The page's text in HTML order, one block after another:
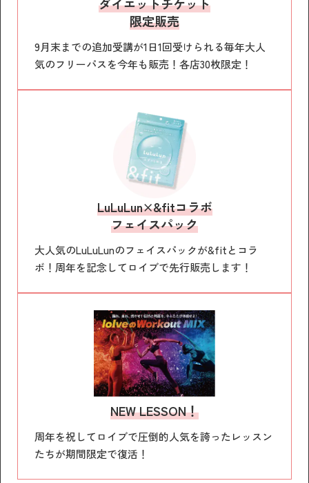
限定販売
9月末までの追加受講が1日1回受けられる毎年大人
気のフリーパスを今年も販売！各店30枚限定！
LuLuLun×&fitコラボ
フェイスパック
大人気のLuLuLunのフェイスパックが&fitとコラ
ボ！周年を記念してロイブで先行販売します！
NEW LESSON！
周年を祝してロイブで圧倒的人気を誇ったレッスン
たちが期間限定で復活！